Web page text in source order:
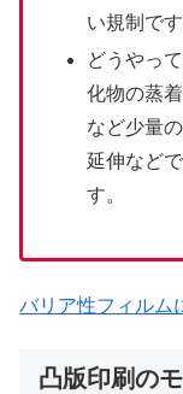
い規制です
どうやっ
化物の蒸
など少量
延伸など
す。
バリア性フィルム
凸版印刷の